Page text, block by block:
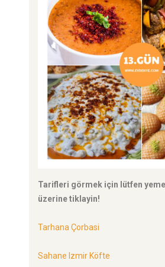
Tarifleri görmek için lütfen
üzerine tiklayin!
Tarhana Çorbasi
Sahane Izmir Köfte